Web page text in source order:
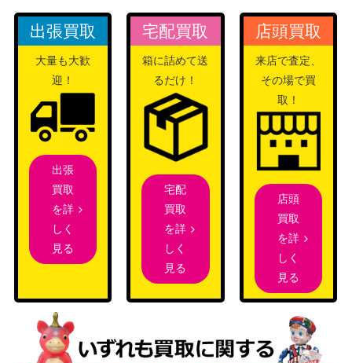
リーフィアGX（PROM
O）【268/SM-P】
サン&ムーン
（PROMO）
6,000
フシギソウLV.23 （プロ
旧裏
（プロモ）
50
ブラッキー（PROMO）
【067/SV-P】
スカーレット＆バイオ
レット
（PROMO）
ピカチュウex（SAR）【S
V8 132/106】
スカーレット＆バイオ
レット
（超電ブレイカー）
12,000
ラウドボーンex（SAR）
【SV1a 097/073】
スカーレット＆バイオ
レット
（トリプレットビー
ト）
1,500
デデンネGX（HR）【SM9
a 065/055】
1,300
アセロラ（エクストラバト
サン＆ムーン
出張買取
大量も大歓
迎！
出張
買取
を詳
しく
見る
宅配買取
箱に詰めて送
るだけ！
宅配
買取
を詳
しく
見る
店頭買取
来店で査定、
その場で買
取！
店頭
買取
を詳
しく
見る